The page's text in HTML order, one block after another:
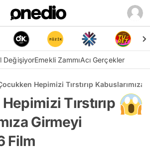
DeğişiyorEmekli ZammıAcı Gerçekler
Hepimizi Tırstırıp Kabuslarımıza
Tırstırıp
Girmeyi
Film